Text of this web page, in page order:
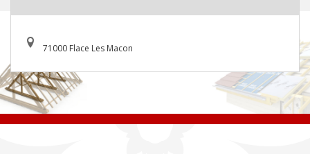
71000 Flace Les Macon